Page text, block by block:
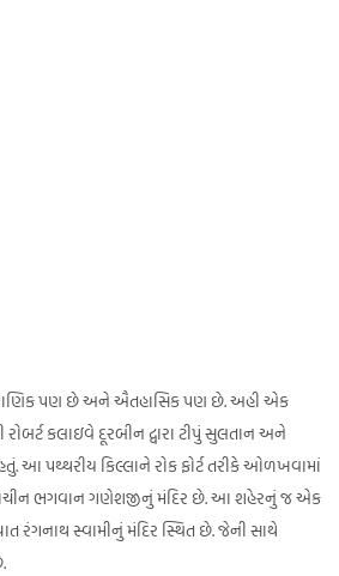
પણ છે અને ઐતહાસિક પણ છે. અહી એક
કલાઇવે દૂરબીન દ્વારા ટીપું સુલતાન અને
આ પથ્થરીય કિલ્લાને રોક ફોર્ટ તરીકે ઓળખવામાં
ભગવાન ગણેશજીનું મંદિર છે. આ શહેરનું જ એક
રંગનાથ સ્વામીનું મંદિર સ્થિત છે. જેની સાથે